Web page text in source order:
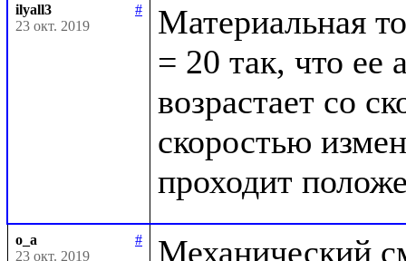
ilyall3
#
23 окт. 2019
Материальная
= 20 так, что ее
возрастает со
скоростью
o_a
#
23 окт. 2019
Механический